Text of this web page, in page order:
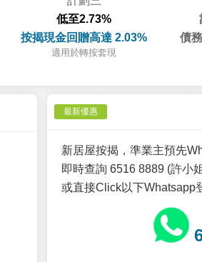
低至2.73%
按揭現金回贈高達 2.03%
適用於轉按套現
債
最新優惠
新居屋按揭，準業主預先
即時查詢 6516 8889 (許小
或直接Click以下Whatsapp